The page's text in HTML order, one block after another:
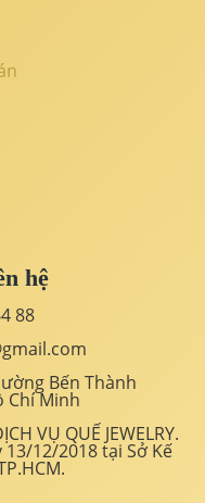
hệ
88
Bến Thành
Chí Minh
VỤ QUẾ JEWELRY.
13/12/2018 tại Sở Kế